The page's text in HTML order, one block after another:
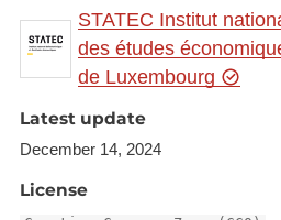
STATEC Institut
des études
de Luxembourg
Latest update
December 14, 2024
License